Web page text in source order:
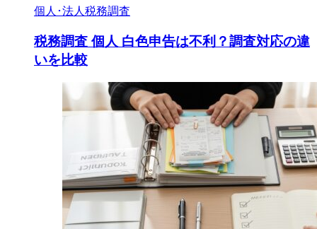
個人･法人税務調査
税務調査 個人 白色申告は不利？調査対応の違
いを比較